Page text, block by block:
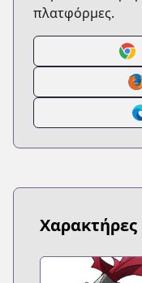
πλατφόρμες.
Χαρακτήρες